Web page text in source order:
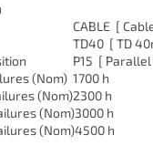
CABLE [
TD40 [ TD
P15 [
(Nom) 1700 h
(Nom)2300 h
(Nom)3000 h
(Nom)4500 h